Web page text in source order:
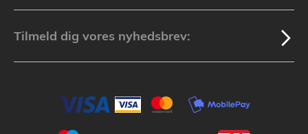
Tilmeld dig vores nyhedsbrev: